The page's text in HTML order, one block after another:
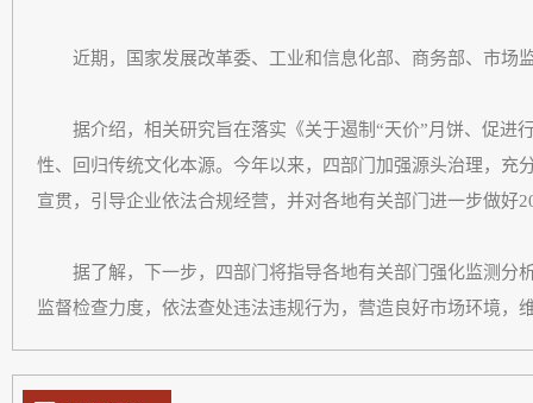
近期，国家发展改革委、工业和信息化部、商务部、市场
据介绍，相关研究旨在落实《关于遏制“天价”月饼、促进
性、回归传统文化本源。今年以来，四部门加强源头治理，充
宣贯，引导企业依法合规经营，并对各地有关部门进一步做好
据了解，下一步，四部门将指导各地有关部门强化监测分
监督检查力度，依法查处违法违规行为，营造良好市场环境，